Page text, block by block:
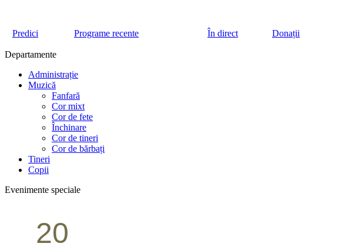
Predici Programe recente În direct Donații
Departamente
Administrație
Muzică
Fanfară
Cor mixt
Cor de fete
Închinare
Cor de tineri
Cor de bărbați
Tineri
Copii
Evenimente speciale
20